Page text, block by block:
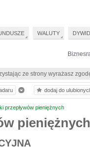
ze strony wyrażasz
przepływów pieniężnych
dodaj do
WALUTY